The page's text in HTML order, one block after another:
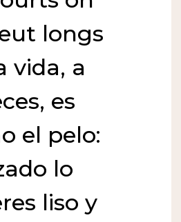
longs
vida, a
es
el pelo:
lo
liso y